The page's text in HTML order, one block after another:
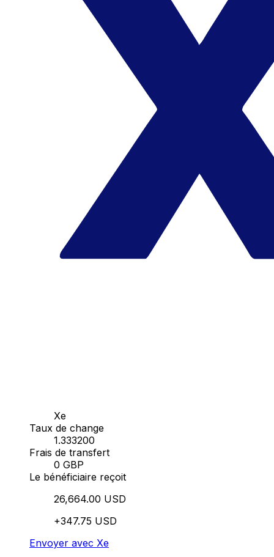
Xe
Taux de change
1.333200
Frais de transfert
0 GBP
Le bénéficiaire reçoit
26,664.00 USD
+347.75 USD
Envoyer avec Xe